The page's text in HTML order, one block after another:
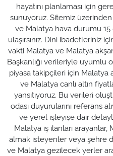
hayatını planlaması için
sunuyoruz. Sitemiz
ve Malatya hava durumu
ulaşırsınız. Dini ibadetleriniz
vakti Malatya ve Malatya
Başkanlığı verileriyle uyumlu
piyasa takipçileri için Malatya
ve Malatya canlı altın
yansıtıyoruz. Bu verileri
odası duyurularını referans
ve yerel işleyişe dair
Malatya iş ilanları
almak isteyenler veya şehre
ve Malatya gezilecek yerler